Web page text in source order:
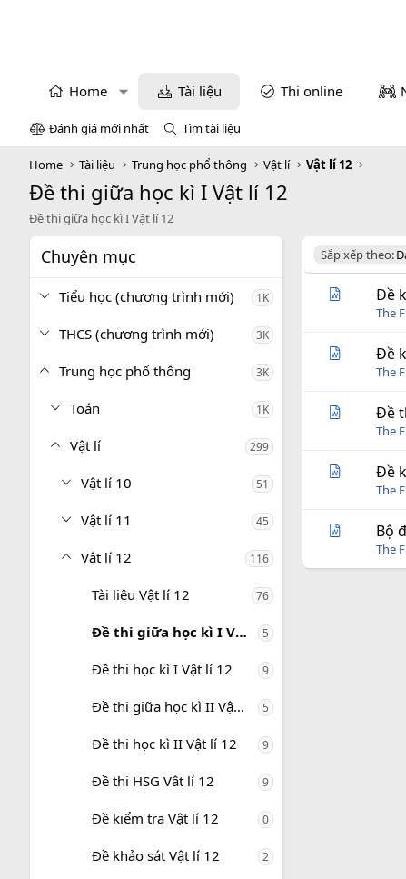
Home Tài liệu Thi online
Đánh giá mới nhất Tìm tài liệu
Home Tài liệu Trung học phổ thông Vật lí Vật lí 12
Đề thi giữa học kì I Vật lí 12
Đề thi giữa học kì I Vật lí 12
Chuyên mục
Tiểu học (chương trình mới) 1K
THCS (chương trình mới) 3K
Trung học phổ thông 3K
Toán 1K
Vật lí 299
Vật lí 10 51
Vật lí 11 45
Vật lí 12 116
Tài liệu Vật lí 12 76
Đề thi giữa học kì I Vật lí 12 5
Đề thi học kì I Vật lí 12 9
Đề thi giữa học kì II Vật lí 12 5
Đề thi học kì II Vật lí 12 9
Đề thi HSG Vât lí 12 9
Đề kiểm tra Vật lí 12 0
Đề khảo sát Vật lí 12 2
Sắp xếp theo:
D
e
Đề
The
Đề
The
Đề
The
Đề
The
Bộ
The